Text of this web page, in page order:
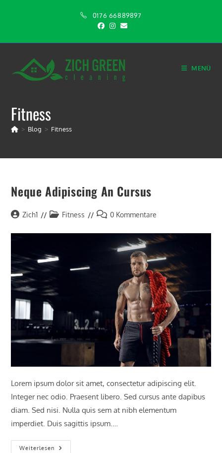
0176 66889897
MENÜ
Fitness
> Blog > Fitness
Neque Adipiscing An Cursus
Zich1 Fitness 0 Kommentare
Lorem ipsum dolor sit amet, consectetur adipiscing elit.
Integer nec odio. Praesent libero. Sed cursus ante dapibus
diam. Sed nisi. Nulla quis sem at nibh elementum
imperdiet. Duis sagittis ipsum.…
Weiterlesen